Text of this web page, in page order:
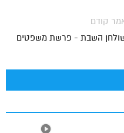
קודם
השבת - פרשת משפטים